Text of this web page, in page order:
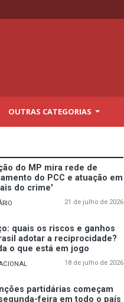
OUTRAS CATEGORIAS
do MP mira rede de
do PCC e atuação em
do crime'
21 de julho de 2026
quais os riscos e ganhos
adotar a reciprocidade?
o que está em jogo
18 de julho de 2026
partidárias começam
feira em todo o país